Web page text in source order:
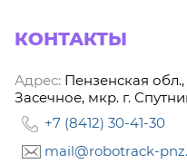
КОНТАКТЫ
Адрес: Пензенская
Засечное, мкр. г.
+7 (8412) 30-41-30
mail@robotrack-